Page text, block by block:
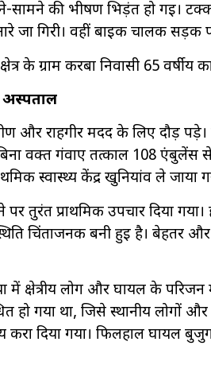
की भीषण भिड़ंत हो गई।
गिरी। वहीं बाइक चालक सड़क
के ग्राम करबा निवासी 65
अस्पताल
राहगीर मदद के लिए दौड़ पड़े।
वक्त गंवाए तत्काल 108
स्वास्थ्य केंद्र खुनियांव ले जाया
तुरंत प्राथमिक उपचार दिया
चिंताजनक बनी हुई है। बेहतर
में क्षेत्रीय लोग और घायल के
हो गया था, जिसे स्थानीय लोगों
करा दिया गया। फिलहाल घायल